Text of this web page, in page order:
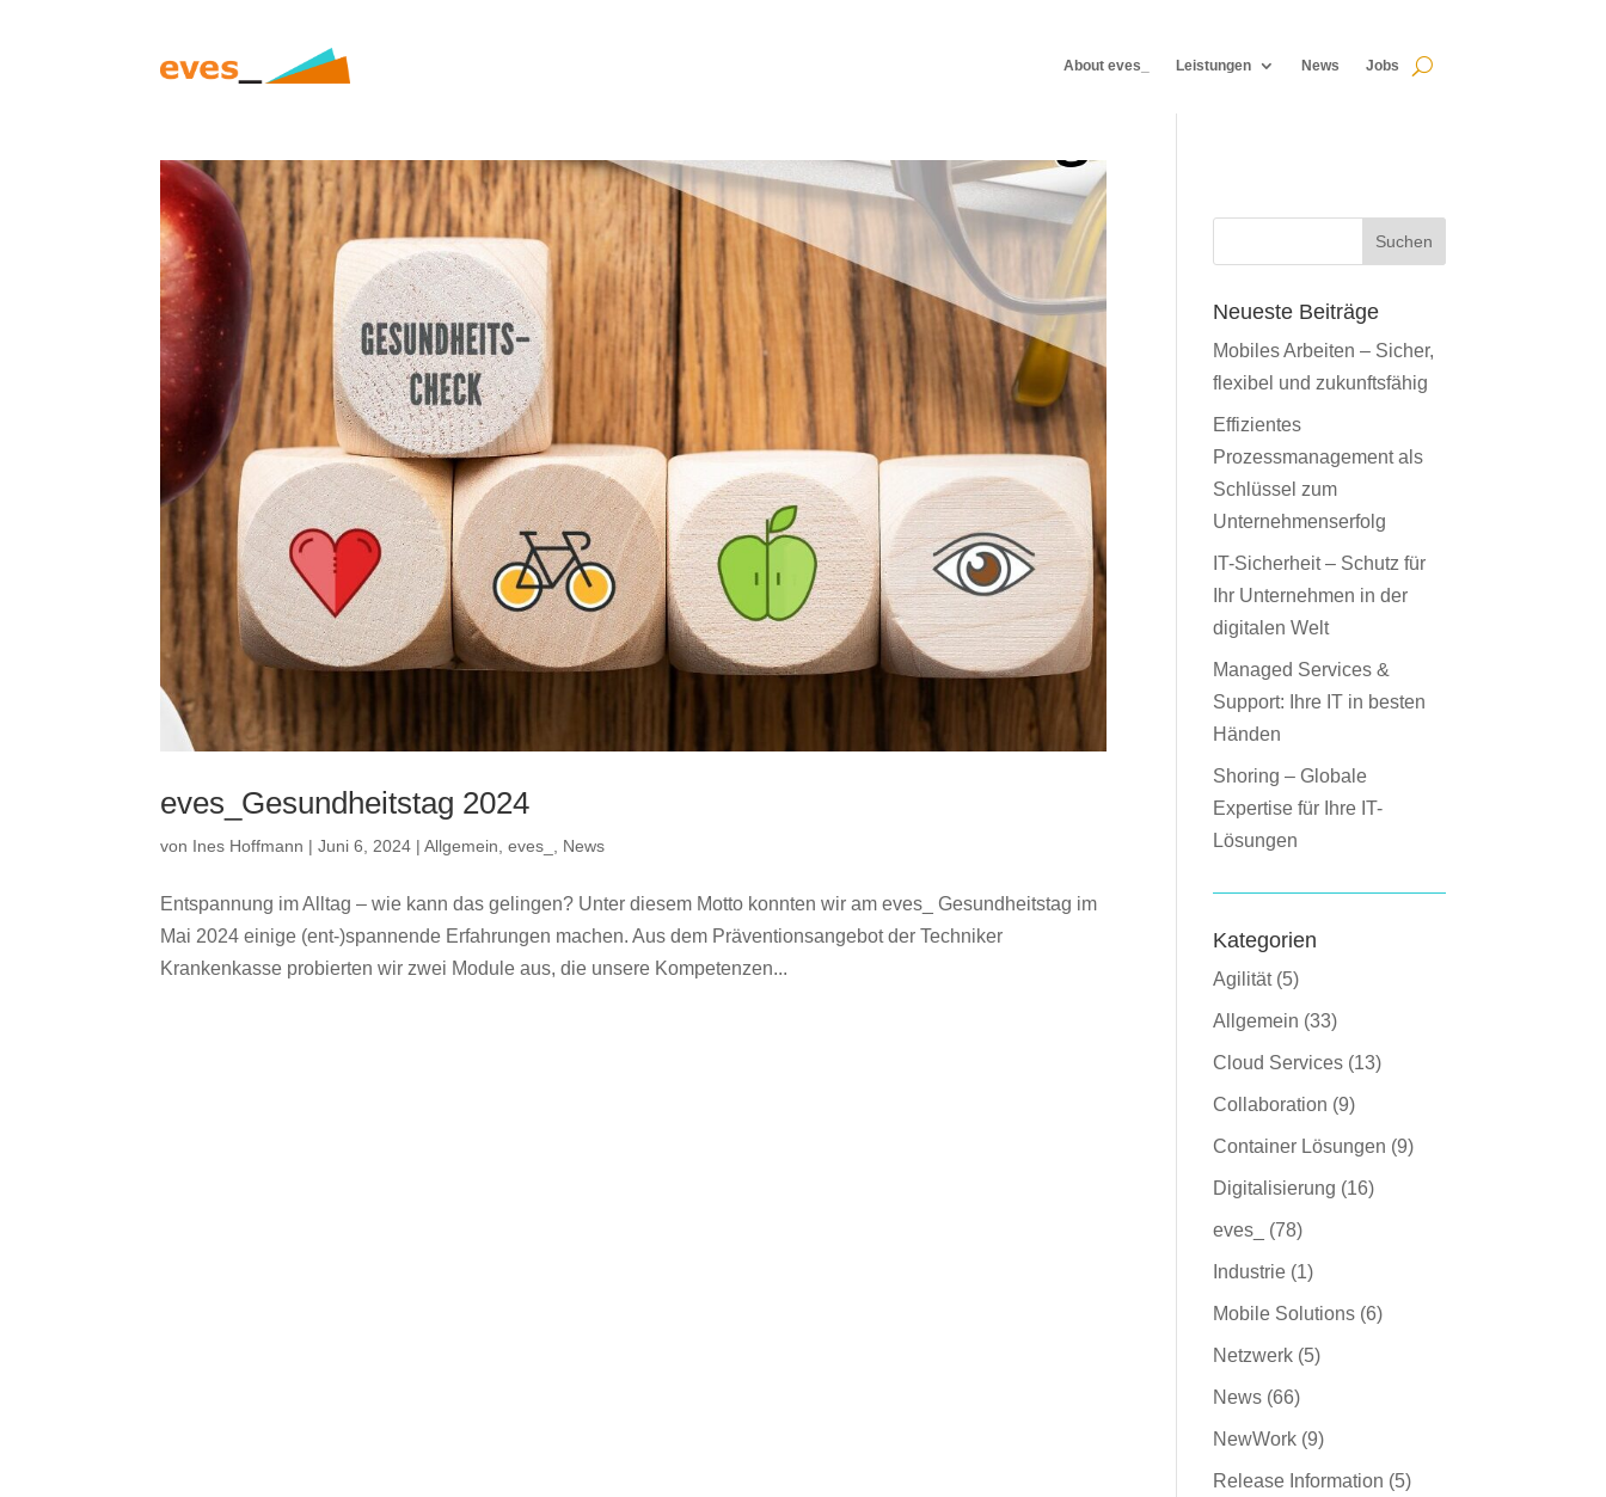
About eves_ Leistungen News Jobs
eves_Gesundheitstag 2024
von Ines Hoffmann |Juni 6, 2024 |Allgemein ,eves_ News
Entspannung im Alltag – wie kann das gelingen? Unter diesem Motto konnten wir am eves_ Gesundheitstag im
Mai 2024 einige (ent-)spannende Erfahrungen machen. Aus dem Präventionsangebot der Techniker
Krankenkasse probierten wir zwei Module aus, die unsere Kompetenzen...
Suchen
Neueste Beiträge
Mobiles Arbeiten – Sicher,
flexibel und zukunftsfähig
Effizientes
Prozessmanagement als
Schlüssel zum
Unternehmenserfolg
IT-Sicherheit – Schutz für
Ihr Unternehmen in der
digitalen Welt
Managed Services &
Support: Ihre IT in besten
Händen
Shoring – Globale
Expertise für Ihre IT-
Lösungen
Kategorien
Agilität(5)
Allgemein (33)
Cloud Services (13)
Collaboration (9)
Container Lösungen (9)
Digitalisierung (16)
eves_ (78)
Industrie (1)
Mobile Solutions (6)
Netzwerk (5)
News (66)
NewWork (9)
Release Information (5)